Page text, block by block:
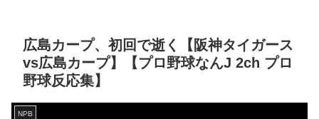
広島カープ、初回で逝く【阪神タイガース
vs広島カープ】【プロ野球なんJ 2ch プロ
野球反応集】
NPB